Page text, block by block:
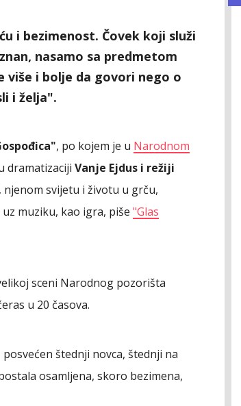
i bezimenost. Čovek koji služi
nasamo sa predmetom
više i bolje da govori nego o
i želja".
, po kojem je u Narodnom
dramatizaciji Vanje Ejdus i režiji
, njenom svijetu i životu u grču,
muziku, kao igra, piše "Glas
sceni Narodnog pozorišta
u 20 časova.
štednji novca, štednji na
osamljena, skoro bezimena,